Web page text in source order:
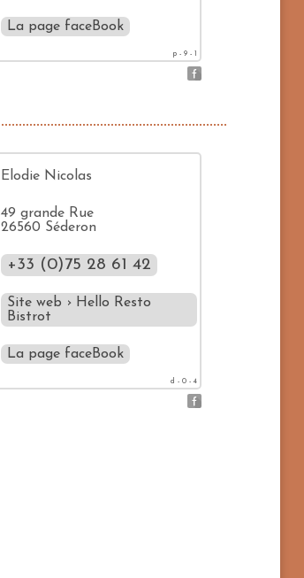
La page faceBook
p - 9 - 1
Elodie Nicolas
49 grande Rue
26560 Séderon
+33 (0)75 28 61 42
Site web › Hello Resto
Bistrot
La page faceBook
d - 0 - 4